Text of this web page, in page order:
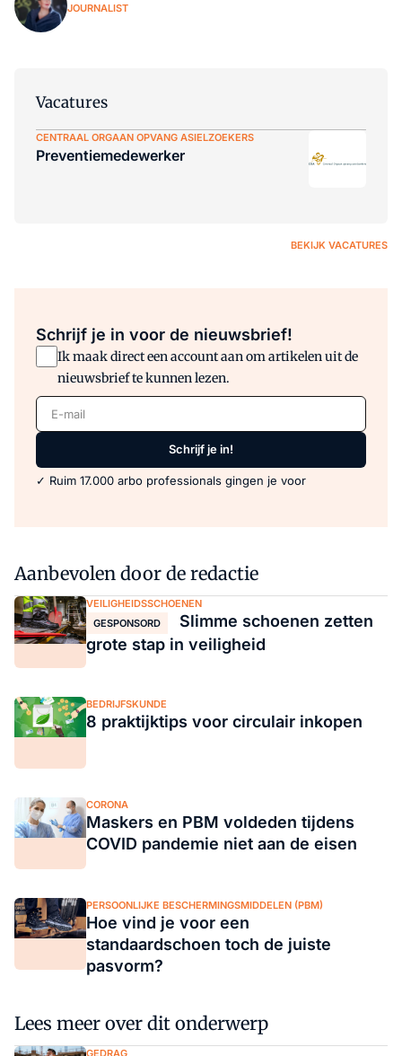
JOURNALIST
Vacatures
CENTRAAL ORGAAN OPVANG ASIELZOEKERS
Preventiemedewerker
BEKIJK VACATURES
Schrijf je in voor de nieuwsbrief!
Ik maak direct een account aan om artikelen uit de
nieuwsbrief te kunnen lezen.
E-mail
Schrijf je in!
✓ Ruim 17.000 arbo professionals gingen je voor
Aanbevolen door de redactie
VEILIGHEIDSSCHOENEN
GESPONSORD
Slimme schoenen zetten
grote stap in veiligheid
BEDRIJFSKUNDE
8 praktijktips voor circulair inkopen
CORONA
Maskers en PBM voldeden tijdens
COVID pandemie niet aan de eisen
PERSOONLIJKE BESCHERMINGSMIDDELEN (PBM)
Hoe vind je voor een
standaardschoen toch de juiste
pasvorm?
Lees meer over dit onderwerp
GEDRAG